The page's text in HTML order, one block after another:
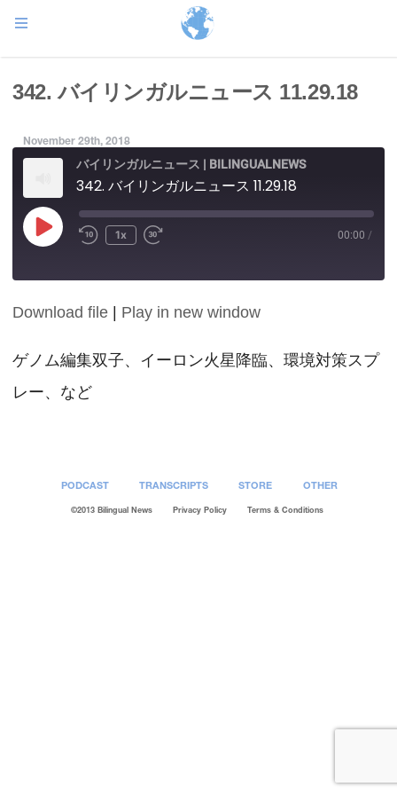
342. バイリンガルニュース 11.29.18
November 29th, 2018
バイリンガルニュース | BILINGUALNEWS
342. バイリンガルニュース 11.29.18
Play
Episode
1x 00:00 /
SHARE
LINK
EMBED
Download file Play in new window
ゲノム編集双子、イーロン火星降臨、環境対策スプ
レー、など
PODCAST TRANSCRIPTS STORE OTHER
©2013 Bilingual News Privacy Policy Terms & Conditions